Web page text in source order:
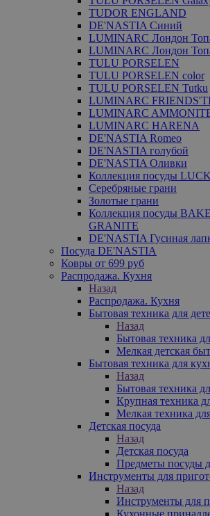
TUDOR ENGLAND
DE'NASTIA Синий
LUMINARC Лондон
LUMINARC Лондон
TULU PORSELEN
TULU PORSELEN color
TULU PORSELEN Tutku
LUMINARC
LUMINARC
LUMINARC HARENA
DE'NASTIA Romeo
DE'NASTIA голубой
DE'NASTIA Оливки
Коллекция посуды
Серебряные грани
Золотые грани
Коллекция посуды
GRANITE
DE'NASTIA Гусиная
Посуда DE'NASTIA
Ковры от 699 руб
Распродажа. Кухня
Назад
Распродажа. Кухня
Бытовая техника для
Назад
Бытовая техника
Мелкая детская
Бытовая техника для
Назад
Бытовая техника
Крупная техника
Мелкая техника
Детская посуда
Назад
Детская посуда
Предметы посуды
Инструменты для
Назад
Инструменты для
Кухонные